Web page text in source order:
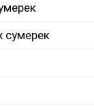
сумерек